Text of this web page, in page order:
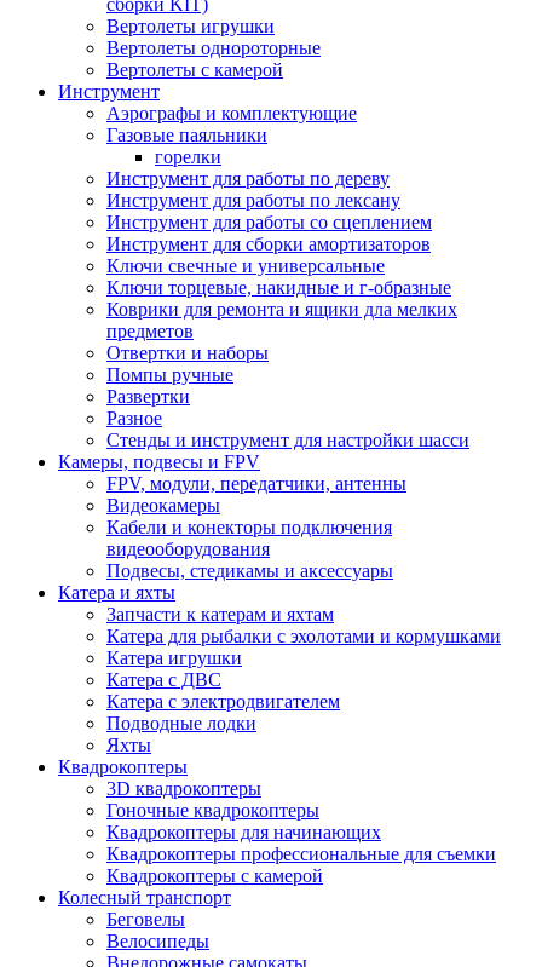
сборки KIT)
Вертолеты игрушки
Вертолеты однороторные
Вертолеты с камерой
Инструмент
Аэрографы и комплектующие
Газовые паяльники
горелки
Инструмент для работы по дереву
Инструмент для работы по лексану
Инструмент для работы со сцеплением
Инструмент для сборки амортизаторов
Ключи свечные и универсальные
Ключи торцевые, накидные и г-образные
Коврики для ремонта и ящики дла мелких
предметов
Отвертки и наборы
Помпы ручные
Развертки
Разное
Стенды и инструмент для настройки шасси
Камеры, подвесы и FPV
FPV, модули, передатчики, антенны
Видеокамеры
Кабели и конекторы подключения
видеооборудования
Подвесы, стедикамы и аксессуары
Катера и яхты
Запчасти к катерам и яхтам
Катера для рыбалки с эхолотами и кормушками
Катера игрушки
Катера с ДВС
Катера с электродвигателем
Подводные лодки
Яхты
Квадрокоптеры
3D квадрокоптеры
Гоночные квадрокоптеры
Квадрокоптеры для начинающих
Квадрокоптеры профессиональные для съемки
Квадрокоптеры с камерой
Колесный транспорт
Беговелы
Велосипеды
Внедорожные самокаты